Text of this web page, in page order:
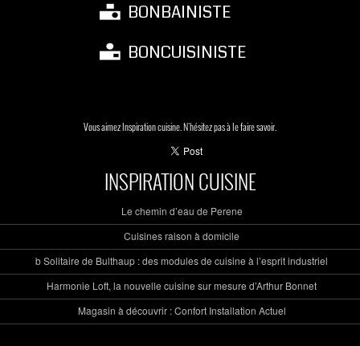
BONBAINISTE
BONCUISINISTE
Vous aimez Inspiration cuisine. N'hésitez pas à le faire savoir.
INSPIRATION CUISINE
Le chemin d’eau de Perene
Cuisines raison à domicile
b Solitaire de Bulthaup : des modules de cuisine à l’esprit industriel
Harmonie Loft, la nouvelle cuisine sur mesure d’Arthur Bonnet
Magasin à découvrir : Confort Installation Actuel